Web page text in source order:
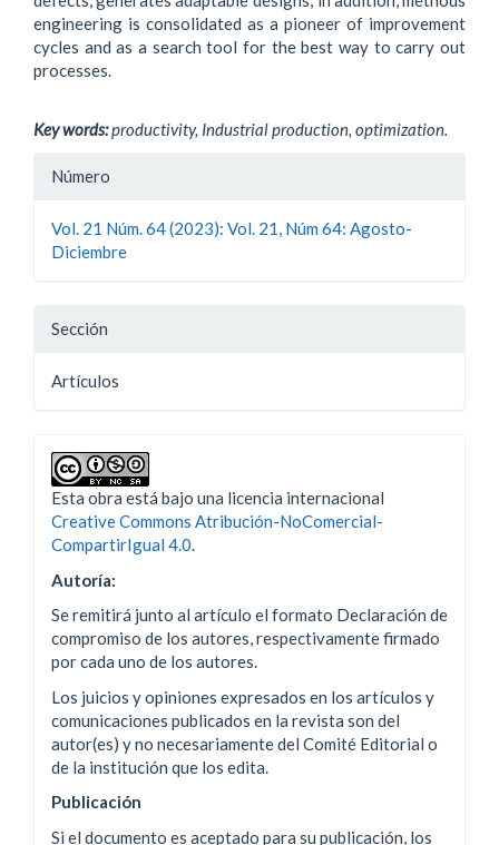
engineering is consolidated as a pioneer of improvement
cycles and as a search tool for the best way to carry out
processes.
Key words:productivity, Industrial production, optimization.
Detalles
artículo
Número
Vol. 21 Núm. 64 (2023): Vol. 21, Núm 64: Agosto-
Diciembre
Sección
Artí­culos
Esta obra está bajo una licencia internacional
Creative Commons Atribución-NoComercial-
CompartirIgual 4.0.
Autoría:
Se remitirá junto al artículo el formato Declaración de
compromiso de los autores, respectivamente firmado
por cada uno de los autores.
Los juicios y opiniones expresados en los artículos y
comunicaciones publicados en la revista son del
autor(es) y no necesariamente del Comité Editorial o
de la institución que los edita.
Publicación
Si el documento es aceptado para su publicación, los